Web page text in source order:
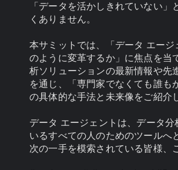
「データを活かしきれていない
くありません。
本サミットでは、「データ エー
のように変革するか」に焦点を
析ソリューションの最新情報や先
を通じ、「専門家でなくても誰も
の具体的な手法と未来像をご紹介
データ エージェントは、データ
いるすべての人のためのツールへ
次の一手を模索されている皆様、